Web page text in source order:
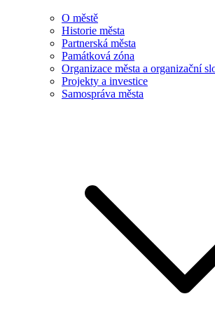
O městě
Historie města
Partnerská města
Památková zóna
Organizace města a organizační
Projekty a investice
Samospráva města